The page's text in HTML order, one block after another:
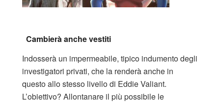
Cambierà anche vestiti
Indosserà un impermeabile, tipico indumento degli
investigatori privati, che la renderà anche in
questo allo stesso livello di Eddie Valiant.
L’obiettivo? Allontanare il più possibile le